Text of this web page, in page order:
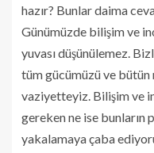
hazır? Bunlar daima
Günümüzde bilişim ve
yuvası düşünülemez.
tüm gücümüzü ve
vaziyetteyiz. Bilişim ve
gereken ne ise bunların
yakalamaya çaba